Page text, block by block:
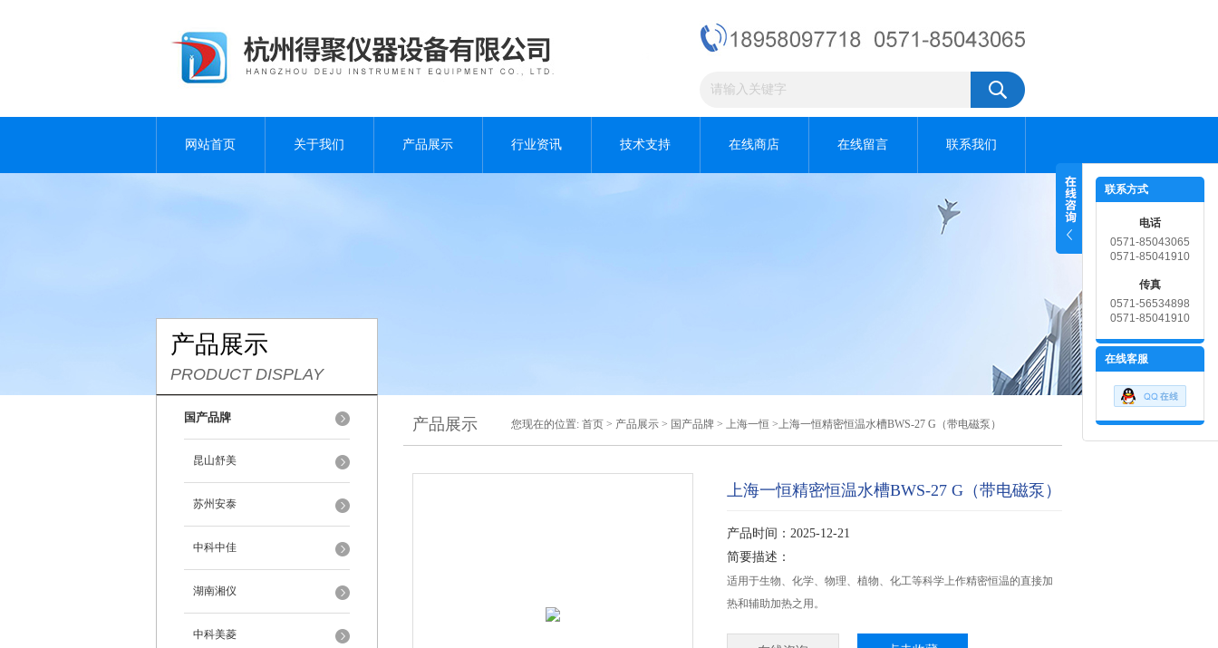
网站首页 关于我们 产品展示 行业资讯 技术支持 在线商店 在线留言 联系我们
产品展示
PRODUCT DISPLAY
国产品牌
昆山舒美
苏州安泰
中科中佳
湖南湘仪
中科美菱
产品展示 您现在的位置: 首页 > 产品展示 > 国产品牌 > 上海一恒 >上海一恒精密恒温水槽BWS-27 G（带电磁泵）
上海一恒精密恒温水槽BWS-27 G（带电磁泵）
产品时间：2025-12-21
简要描述：
适用于生物、化学、物理、植物、化工等科学上作精密恒温的直接加
热和辅助加热之用。
联系方式
电话
0571-85043065
0571-85041910
传真
0571-56534898
0571-85041910
在线客服